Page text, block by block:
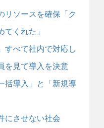
リソースを確保「ク
くれた」
すべて社内で対応し
を見て導入を決意
括導入」と「新規導
にさせない社会